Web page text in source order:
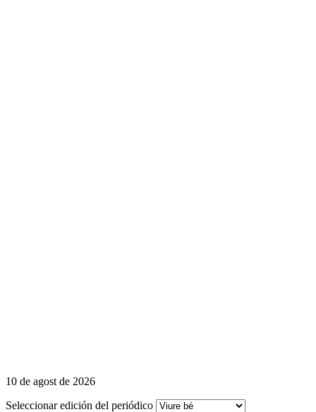
10 de agost de 2026
Seleccionar edición del periódico